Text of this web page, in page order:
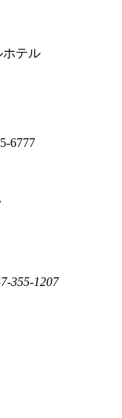
ホテル
6777
355-1207